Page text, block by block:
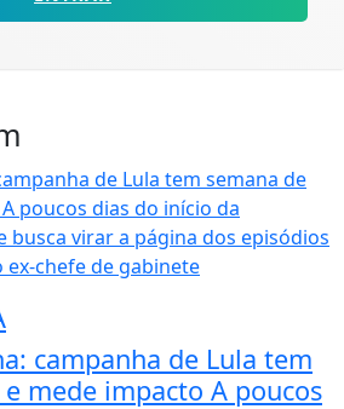
campanha de Lula tem
mede impacto A poucos